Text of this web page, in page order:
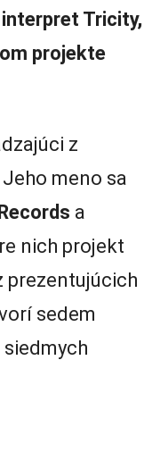
Tricity,
projekte
z
Jeho meno sa
a
nich projekt
prezentujúcich
sedem